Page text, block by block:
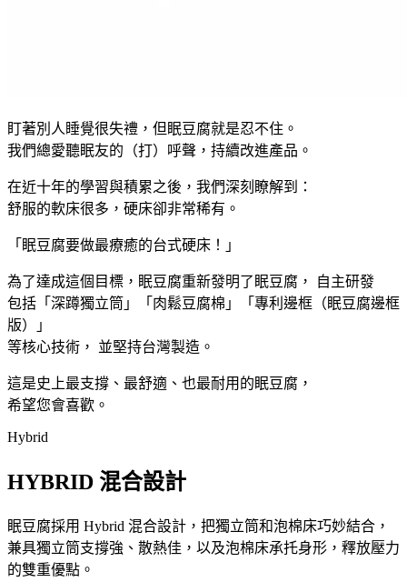
盯著別人睡覺很失禮，但眠豆腐就是忍不住。
我們總愛聽眠友的（打）呼聲，持續改進產品。
在近十年的學習與積累之後，我們深刻瞭解到：
舒服的軟床很多，硬床卻非常稀有。
「眠豆腐要做最療癒的台式硬床！」
為了達成這個目標，眠豆腐重新發明了眠豆腐， 自主研發
包括「深蹲獨立筒」「肉鬆豆腐棉」「專利邊框（眠豆腐邊框
版）」
等核心技術， 並堅持台灣製造。
這是史上最支撐、最舒適、也最耐用的眠豆腐，
希望您會喜歡。
Hybrid
HYBRID 混合設計
眠豆腐採用 Hybrid 混合設計，把獨立筒和泡棉床巧妙結合，
兼具獨立筒支撐強、散熱佳，以及泡棉床承托身形，釋放壓力
的雙重優點。